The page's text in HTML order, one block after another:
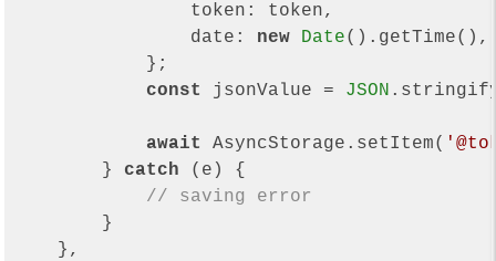
token : token,
date : new Date().getTime(),
            };
const
jsonValue = JSON
await AsyncStorage.setItem(
        }
catch (e) {
// saving error
        }
    },